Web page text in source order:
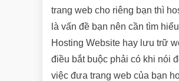
trang web cho riêng bạn thì
là vấn đề bạn nên cần tìm
Hosting Website hay lưu trữ
điều bắt buộc phải có khi nói
việc đưa trang web của bạn